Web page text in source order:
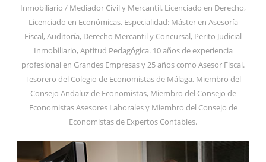
Inmobiliario / Mediador Civil y Mercantil. Licenciado en Derecho,
Licenciado en Económicas. Especialidad: Máster en Asesoría
Fiscal, Auditoría, Derecho Mercantil y Concursal, Perito Judicial
Inmobiliario, Aptitud Pedagógica. 10 años de experiencia
profesional en Grandes Empresas y 25 años como Asesor Fiscal.
Tesorero del Colegio de Economistas de Málaga, Miembro del
Consejo Andaluz de Economistas, Miembro del Consejo de
Economistas Asesores Laborales y Miembro del Consejo de
Economistas de Expertos Contables.